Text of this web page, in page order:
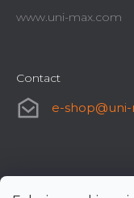
www.uni-max.com
Contact
e-shop@